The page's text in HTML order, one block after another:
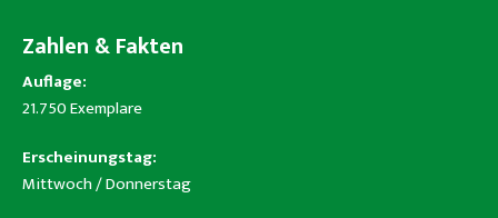
Zahlen & Fakten
Auflage:
21.750 Exemplare
Erscheinungstag:
Mittwoch / Donnerstag